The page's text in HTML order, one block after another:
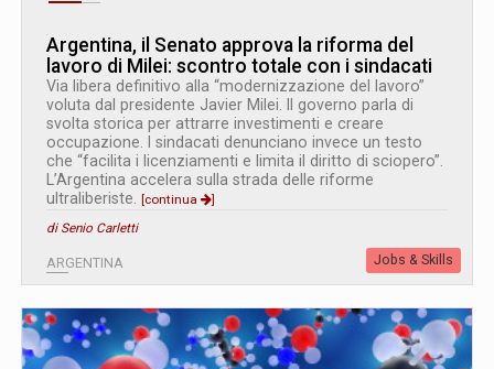
Argentina, il Senato approva la riforma del
lavoro di Milei: scontro totale con i sindacati
Via libera definitivo alla “modernizzazione del lavoro”
voluta dal presidente Javier Milei. Il governo parla di
svolta storica per attrarre investimenti e creare
occupazione. I sindacati denunciano invece un testo
che “facilita i licenziamenti e limita il diritto di sciopero”.
L’Argentina accelera sulla strada delle riforme
ultraliberiste.
[continua
]
di Senio Carletti
ARGENTINA Jobs & Skills